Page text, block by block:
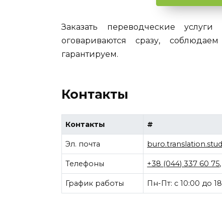
Заказать переводческие
оговариваются сразу,
гарантируем.
Контакты
Контакты #
Эл. почта
Телефоны +38 (044) 337 60 75,
График работы Пн-Пт: с 10:00 до